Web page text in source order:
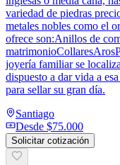
variedad de piedras
metales nobles como el
ofrece son:Anillos de
joyería familiar se
dispuesto a dar vida a
para sellar su gran día.
Santiago
Desde $75.000
Solicitar cotización